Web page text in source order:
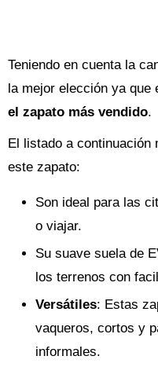
Teniendo en cuenta la
la mejor elección ya que
el zapato más vendido.
El listado a
este zapato:
Son ideal para las
o viajar.
Su suave suela de
los terrenos con
Versátiles: Estas
vaqueros, cortos y
informales.